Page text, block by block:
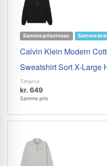
Samme prisniveau Samme
Calvin Klein Modern
Sweatshirt Sort X-Large
Timarco
kr. 649
Samme pris